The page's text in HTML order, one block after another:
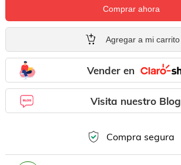
Comprar ahora
Agregar a mi carrito
Vender en
Visita nuestro Blog
Compra segura